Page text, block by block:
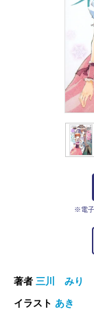
※電子
著者 三川 みり
イラスト あき